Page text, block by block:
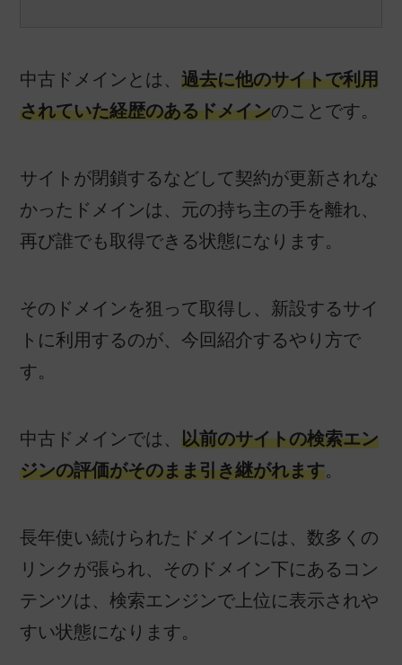
中古ドメインとは、過去に他のサイトで利用
されていた経歴のあるドメインのことです。
サイトが閉鎖するなどして契約が更新されな
かったドメインは、元の持ち主の手を離れ、
再び誰でも取得できる状態になります。
そのドメインを狙って取得し、新設するサイ
トに利用するのが、今回紹介するやり方で
す。
中古ドメインでは、以前のサイトの検索エン
ジンの評価がそのまま引き継がれます。
長年使い続けられたドメインには、数多くの
リンクが張られ、そのドメイン下にあるコン
テンツは、検索エンジンで上位に表示されや
すい状態になります。